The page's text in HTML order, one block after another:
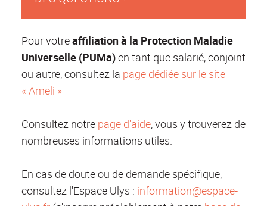
Pour votreaffiliation à la Protection Maladie
Universelle (PUMa)en tant que salarié, conjoint
ou autre, consultez la page dédiée sur le site
« Ameli »
Consultez notre page d'aide, vous y trouverez de
nombreuses informations utiles.
En cas de doute ou de demande spécifique,
consultez l'Espace Ulys : information@espace-